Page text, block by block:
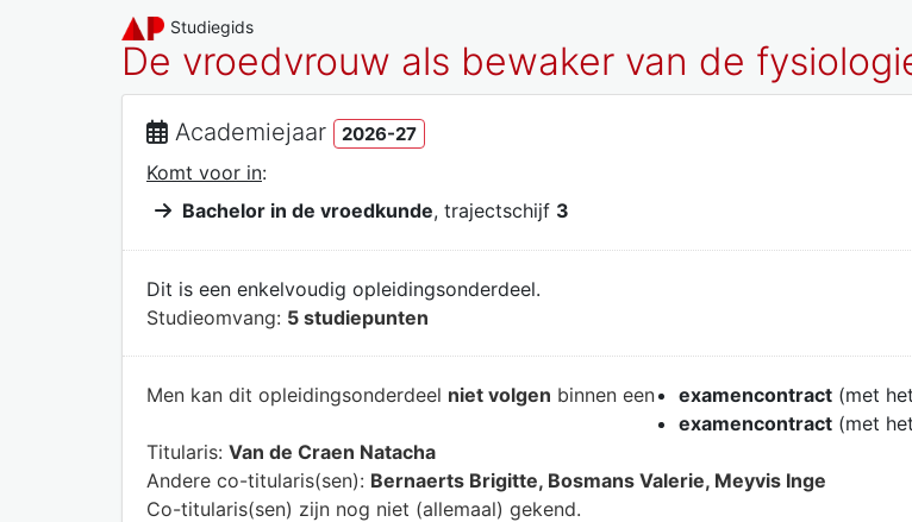
Studiegids
De vroedvrouw als bewaker van de
Academiejaar 2026-27
Komt voor in:
Bachelor in de vroedkunde, trajectschijf 3
Dit is een enkelvoudig opleidingsonderdeel.
Studieomvang: 5 studiepunten
Men kan dit opleidingsonderdeel niet volgen binnen een examencontract (met
examencontract (met
Titularis: Van de Craen Natacha
Andere co-titularis(sen): Bernaerts Brigitte, Bosmans Valerie, Meyvis Inge
Co-titularis(sen) zijn nog niet (allemaal) gekend.